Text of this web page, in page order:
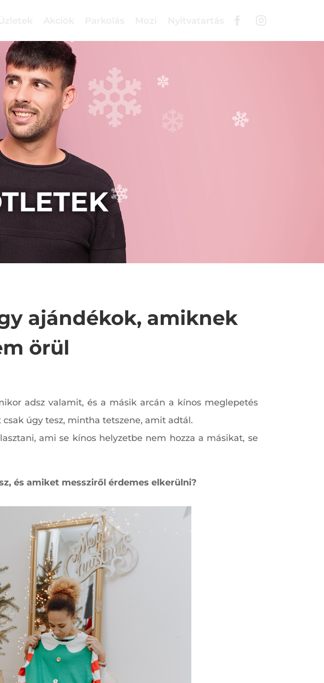
ajándékok, amiknek
örül
adsz valamit, és a másik arcán a kínos meglepetés
úgy tesz, mintha tetszene, amit adtál.
ami se kínos helyzetbe nem hozza a másikat, se
és amiket messziről érdemes elkerülni?